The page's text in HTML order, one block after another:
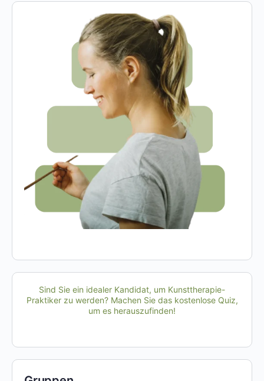
Sind Sie ein idealer Kandidat, um Kunsttherapie-
Praktiker zu werden? Machen Sie das kostenlose Quiz,
um es herauszufinden!